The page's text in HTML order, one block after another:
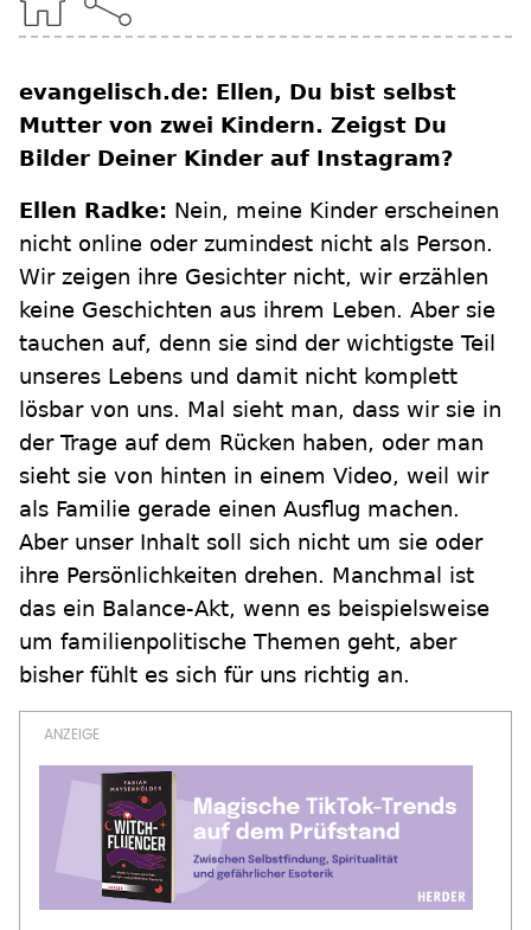
evangelisch.de: Ellen, Du bist selbst
Mutter von zwei Kindern. Zeigst Du
Bilder Deiner Kinder auf Instagram?
Ellen Radke: Nein, meine Kinder erscheinen
nicht online oder zumindest nicht als Person.
Wir zeigen ihre Gesichter nicht, wir erzählen
keine Geschichten aus ihrem Leben. Aber sie
tauchen auf, denn sie sind der wichtigste Teil
unseres Lebens und damit nicht komplett
lösbar von uns. Mal sieht man, dass wir sie in
der Trage auf dem Rücken haben, oder man
sieht sie von hinten in einem Video, weil wir
als Familie gerade einen Ausflug machen.
Aber unser Inhalt soll sich nicht um sie oder
ihre Persönlichkeiten drehen. Manchmal ist
das ein Balance-Akt, wenn es beispielsweise
um familienpolitische Themen geht, aber
bisher fühlt es sich für uns richtig an.